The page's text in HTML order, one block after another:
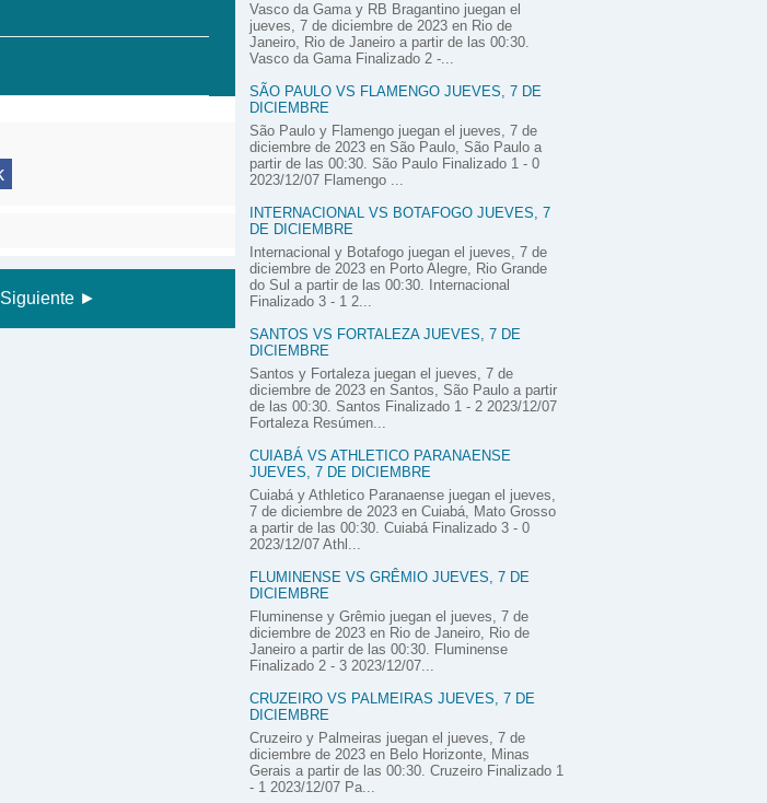
Siguiente ►
Vasco da Gama y RB Bragantino juegan el
jueves, 7 de diciembre de 2023 en Rio de
Janeiro, Rio de Janeiro a partir de las 00:30.
Vasco da Gama Finalizado 2 -...
SÃO PAULO VS FLAMENGO JUEVES, 7 DE
DICIEMBRE
São Paulo y Flamengo juegan el jueves, 7 de
diciembre de 2023 en São Paulo, São Paulo a
partir de las 00:30. São Paulo Finalizado 1 - 0
2023/12/07 Flamengo ...
INTERNACIONAL VS BOTAFOGO JUEVES, 7
DE DICIEMBRE
Internacional y Botafogo juegan el jueves, 7 de
diciembre de 2023 en Porto Alegre, Rio Grande
do Sul a partir de las 00:30. Internacional
Finalizado 3 - 1 2...
SANTOS VS FORTALEZA JUEVES, 7 DE
DICIEMBRE
Santos y Fortaleza juegan el jueves, 7 de
diciembre de 2023 en Santos, São Paulo a partir
de las 00:30. Santos Finalizado 1 - 2 2023/12/07
Fortaleza Resúmen...
CUIABÁ VS ATHLETICO PARANAENSE
JUEVES, 7 DE DICIEMBRE
Cuiabá y Athletico Paranaense juegan el jueves,
7 de diciembre de 2023 en Cuiabá, Mato Grosso
a partir de las 00:30. Cuiabá Finalizado 3 - 0
2023/12/07 Athl...
FLUMINENSE VS GRÊMIO JUEVES, 7 DE
DICIEMBRE
Fluminense y Grêmio juegan el jueves, 7 de
diciembre de 2023 en Rio de Janeiro, Rio de
Janeiro a partir de las 00:30. Fluminense
Finalizado 2 - 3 2023/12/07...
CRUZEIRO VS PALMEIRAS JUEVES, 7 DE
DICIEMBRE
Cruzeiro y Palmeiras juegan el jueves, 7 de
diciembre de 2023 en Belo Horizonte, Minas
Gerais a partir de las 00:30. Cruzeiro Finalizado 1
- 1 2023/12/07 Pa...